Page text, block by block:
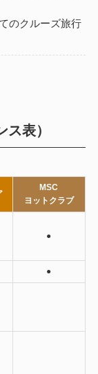
のクルーズ旅行
表）
MSC
ヨットクラブ
●
●